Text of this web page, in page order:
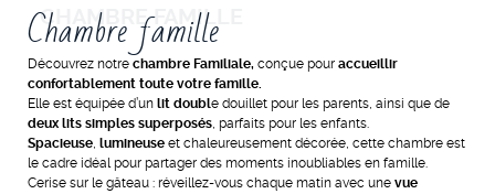
Chambre famille
Découvrez notre chambre Familiale, conçue pour accueillir
confortablement toute votre famille.
Elle est équipée d’un lit double douillet pour les parents, ainsi que de
deux lits simples superposés, parfaits pour les enfants.
Spacieuse, lumineuse et chaleureusement décorée, cette chambre est
le cadre idéal pour partager des moments inoubliables en famille.
Cerise sur le gâteau : réveillez-vous chaque matin avec une vue